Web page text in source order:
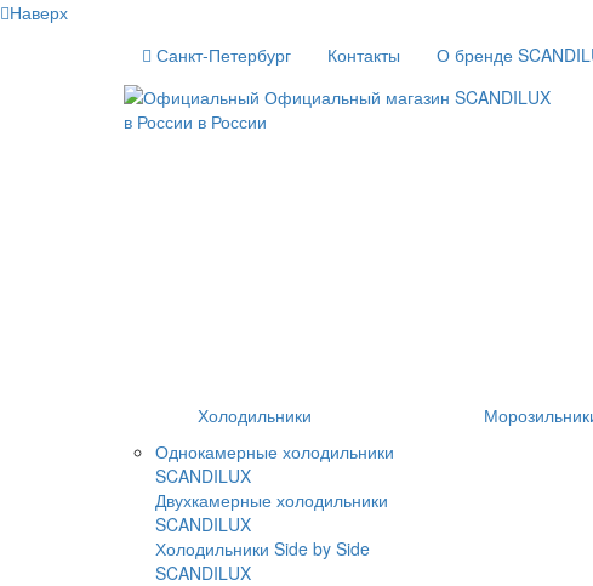
Наверх
Санкт-Петербург
Контакты О бренде
Холодильники
Однокамерные холодильники
SCANDILUX
Двухкамерные холодильники
SCANDILUX
Холодильники Side by Side
SCANDILUX